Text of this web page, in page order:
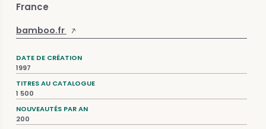
France
bamboo.fr
DATE DE CRÉATION
1997
TITRES AU CATALOGUE
1 500
NOUVEAUTÉS PAR AN
200